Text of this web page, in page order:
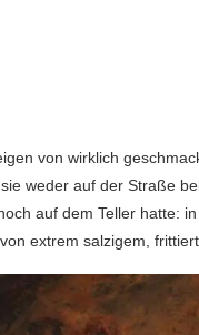
von wirklich
weder auf der Straße
auf dem Teller hatte:
extrem salzigem,